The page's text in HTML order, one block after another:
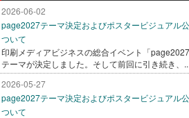
2026-06-02
page2027テーマ決定およびポスタービジュアル
ついて
印刷メディアビジネスの総合イベント「
テーマが決定しました。そして前回に引き続き、
2026-05-27
page2027テーマ決定およびポスタービジュアル
ついて